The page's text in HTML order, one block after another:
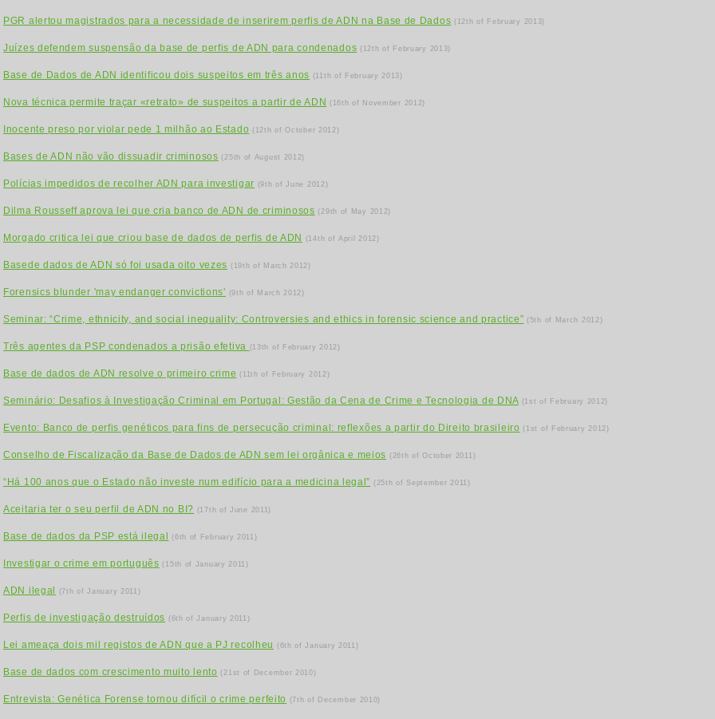
PGR alertou magistrados para a necessidade de inserirem perfis de ADN na Base de Dados (12th of February 2013)
Juízes defendem suspensão da base de perfis de ADN para condenados (12th of February 2013)
Base de Dados de ADN identificou dois suspeitos em três anos (11th of February 2013)
Nova técnica permite traçar «retrato» de suspeitos a partir de ADN (16th of November 2012)
Inocente preso por violar pede 1 milhão ao Estado (12th of October 2012)
Bases de ADN não vão dissuadir criminosos (25th of August 2012)
Polícias impedidos de recolher ADN para investigar (9th of June 2012)
Dilma Rousseff aprova lei que cria banco de ADN de criminosos (29th of May 2012)
Morgado critica lei que criou base de dados de perfis de ADN (14th of April 2012)
Basede dados de ADN só foi usada oito vezes (19th of March 2012)
Forensics blunder 'may endanger convictions' (9th of March 2012)
Seminar: “Crime, ethnicity, and social inequality: Controversies and ethics in forensic science and practice” (5th of March 2012)
Três agentes da PSP condenados a prisão efetiva (13th of February 2012)
Base de dados de ADN resolve o primeiro crime (11th of February 2012)
Seminário: Desafios à Investigação Criminal em Portugal: Gestão da Cena de Crime e Tecnologia de DNA (1st of February 2012)
Evento: Banco de perfis genéticos para fins de persecução criminal: reflexões a partir do Direito brasileiro (1st of February 2012)
Conselho de Fiscalização da Base de Dados de ADN sem lei orgânica e meios (26th of October 2011)
“Há 100 anos que o Estado não investe num edifício para a medicina legal” (25th of September 2011)
Aceitaria ter o seu perfil de ADN no BI? (17th of June 2011)
Base de dados da PSP está ilegal (6th of February 2011)
Investigar o crime em português (15th of January 2011)
ADN ilegal (7th of January 2011)
Perfis de investigação destruídos (6th of January 2011)
Lei ameaça dois mil registos de ADN que a PJ recolheu (6th of January 2011)
Base de dados com crescimento muito lento (21st of December 2010)
Entrevista: Genética Forense tornou difícil o crime perfeito (7th of December 2010)